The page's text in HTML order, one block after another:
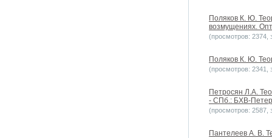
Поляков К. Ю.
возмущениях.
(просмотров: 2374,
Поляков К. Ю.
(просмотров: 2341,
Петросян Л.А.
- СПб.: БХВ-
(просмотров: 2587,
Пантелеев А. В.